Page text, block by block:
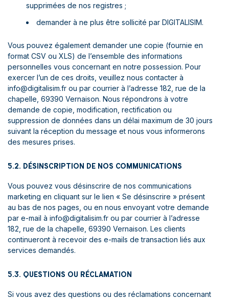
supprimées de nos registres ;
demander à ne plus être sollicité par DIGITALISIM.
Vous pouvez également demander une copie (fournie en
format CSV ou XLS) de l’ensemble des informations
personnelles vous concernant en notre possession. Pour
exercer l’un de ces droits, veuillez nous contacter à
info@digitalisim.fr ou par courrier à l’adresse 182, rue de la
chapelle, 69390 Vernaison. Nous répondrons à votre
demande de copie, modification, rectification ou
suppression de données dans un délai maximum de 30 jours
suivant la réception du message et nous vous informerons
des mesures prises.
5.2. DÉSINSCRIPTION DE NOS COMMUNICATIONS
Vous pouvez vous désinscrire de nos communications
marketing en cliquant sur le lien « Se désinscrire » présent
au bas de nos pages, ou en nous envoyant votre demande
par e-mail à info@digitalisim.fr ou par courrier à l’adresse
182, rue de la chapelle, 69390 Vernaison. Les clients
continueront à recevoir des e-mails de transaction liés aux
services demandés.
5.3. QUESTIONS OU RÉCLAMATION
Si vous avez des questions ou des réclamations concernant